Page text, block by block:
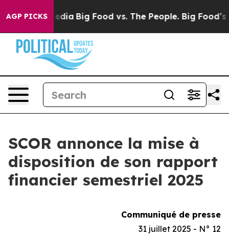
AGP PICKS
Media Big Food vs. The People. Big Food’s 239
SCOR annonce la mise à
disposition de son rapport
financier semestriel 2025
Communiqué de presse
31 juillet 2025 - N° 12